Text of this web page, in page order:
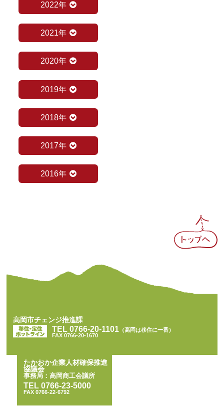
2022年
2021年
2020年
2019年
2018年
2017年
2016年
BACK TO TOP
高岡市チェンジ推進課
TEL 0766-20-1101（高岡は移住に一番）
FAX 0766-20-1670
たかおか企業人材確保推進
協議会
事務局：高岡商工会議所
TEL 0766-23-5000
FAX 0766-22-6792